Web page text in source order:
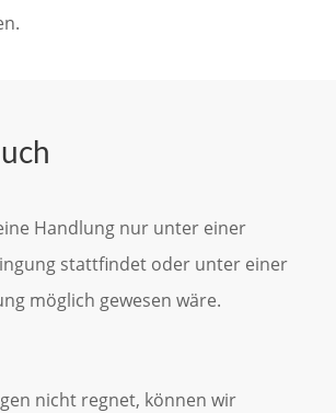
Handlung nur unter einer
stattfindet oder unter einer
möglich gewesen wäre.
nicht regnet, können wir